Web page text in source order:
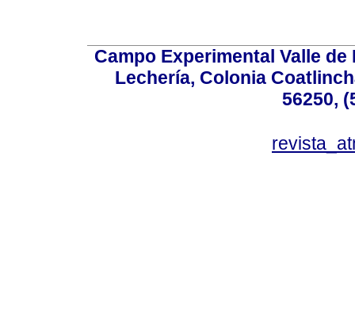
Campo Experimental Valle
Lechería, Colonia
56250,